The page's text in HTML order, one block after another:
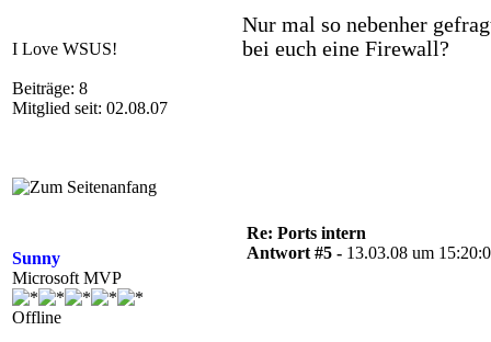
I Love WSUS!
Beiträge: 8
Mitglied seit: 02.08.07
Nur mal so nebenher
bei euch eine Firewall?
Sunny
Microsoft MVP
Offline
Re: Ports intern
Antwort #5 - 13.03.08 um